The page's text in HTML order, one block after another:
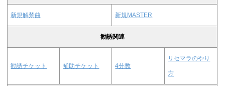
新規解禁曲 新規MASTER
勧誘関連
勧誘チケット 補助チケット 4分教
リセマラのやり
方